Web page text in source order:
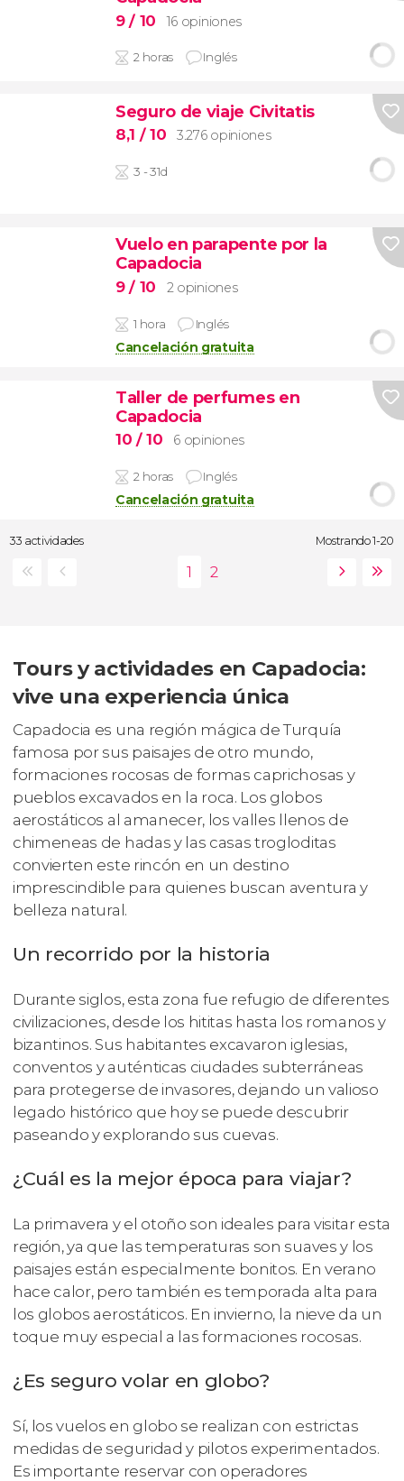
9/ 10 16 opiniones
2 horas Inglés
Seguro de viaje Civitatis
8,1 / 10 3.276 opiniones
3 - 31d
Vuelo en parapente por la
Capadocia
9/ 10 2 opiniones
1 hora Inglés
Cancelación gratuita
Taller de perfumes en
Capadocia
10 / 10 6 opiniones
2 horas Inglés
Cancelación gratuita
33 actividades Mostrando 1-20
Tours y actividades en Capadocia:
vive una experiencia única
Capadocia es una región mágica de Turquía
famosa por sus paisajes de otro mundo,
formaciones rocosas de formas caprichosas y
pueblos excavados en la roca. Los globos
aerostáticos al amanecer, los valles llenos de
chimeneas de hadas y las casas trogloditas
convierten este rincón en un destino
imprescindible para quienes buscan aventura y
belleza natural.
Un recorrido por la historia
Durante siglos, esta zona fue refugio de diferentes
civilizaciones, desde los hititas hasta los romanos y
bizantinos. Sus habitantes excavaron iglesias,
conventos y auténticas ciudades subterráneas
para protegerse de invasores, dejando un valioso
legado histórico que hoy se puede descubrir
paseando y explorando sus cuevas.
¿Cuál es la mejor época para viajar?
La primavera y el otoño son ideales para visitar esta
región, ya que las temperaturas son suaves y los
paisajes están especialmente bonitos. En verano
hace calor, pero también es temporada alta para
los globos aerostáticos. En invierno, la nieve da un
toque muy especial a las formaciones rocosas.
¿Es seguro volar en globo?
Sí, los vuelos en globo se realizan con estrictas
medidas de seguridad y pilotos experimentados.
Es importante reservar con operadores